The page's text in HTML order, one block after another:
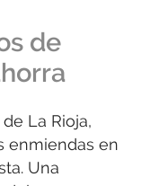
de
La Rioja,
enmiendas en
Una